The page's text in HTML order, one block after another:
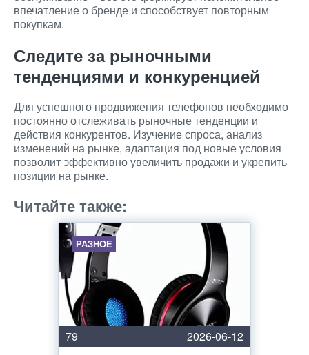
впечатление о бренде и способствует повторным
покупкам.
Следите за рыночными
тенденциями и конкуренцией
Для успешного продвижения телефонов необходимо
постоянно отслеживать рыночные тенденции и
действия конкурентов. Изучение спроса, анализ
изменений на рынке, адаптация под новые условия
позволит эффективно увеличить продажи и укрепить
позиции на рынке.
Читайте также:
РАЗНОЕ
79
2026-06-12